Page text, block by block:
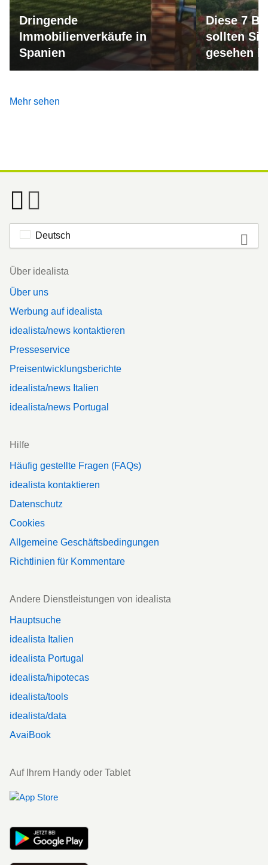
Dringende
Immobilienverkäufe in
Spanien
Diese 7
sollten
gesehen
Mehr sehen
Deutsch
Footer
Über idealista
Über uns
Werbung auf idealista
idealista/news kontaktieren
Presseservice
Preisentwicklungsberichte
idealista/news Italien
idealista/news Portugal
Hilfe
Häufig gestellte Fragen (FAQs)
idealista kontaktieren
Datenschutz
Cookies
Allgemeine Geschäftsbedingungen
Richtlinien für Kommentare
Andere Dienstleistungen von idealista
Hauptsuche
idealista Italien
idealista Portugal
idealista/hipotecas
idealista/tools
idealista/data
AvaiBook
Auf Ihrem Handy oder Tablet